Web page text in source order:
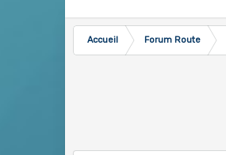
Accueil Forum Route